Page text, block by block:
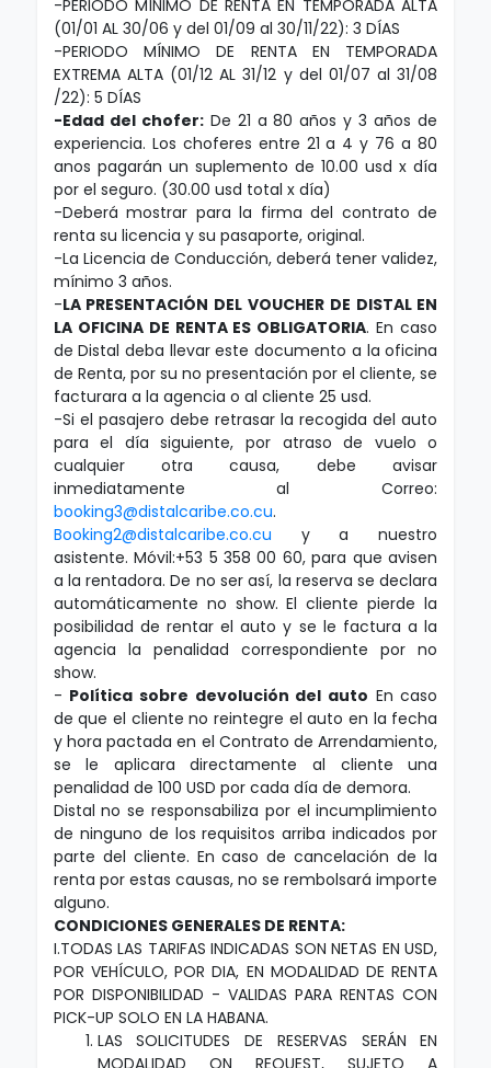
-PERIODO MÍNIMO DE RENTA EN TEMPORADA ALTA
(01/01 AL 30/06 y del 01/09 al 30/11/22): 3 DÍAS
-PERIODO MÍNIMO DE RENTA EN TEMPORADA
EXTREMA ALTA (01/12 AL 31/12 y del 01/07 al 31/08
/22): 5 DÍAS
-Edad del chofer:De 21 a 80 años y 3 años de
experiencia. Los choferes entre 21 a 4 y 76 a 80
anos pagarán un suplemento de 10.00 usd x día
por el seguro. (30.00 usd total x día)
-Deberá mostrar para la firma del contrato de
renta su licencia y su pasaporte, original.
-La Licencia de Conducción, deberá tener validez,
mínimo 3 años.
-LA PRESENTACIÓN DEL VOUCHER DE DISTAL EN
LA OFICINA DE RENTA ES OBLIGATORIA. En caso
de Distal deba llevar este documento a la oficina
de Renta, por su no presentación por el cliente, se
facturara a la agencia o al cliente 25 usd.
-Si el pasajero debe retrasar la recogida del auto
para el día siguiente, por atraso de vuelo o
cualquier otra causa, debe avisar
inmediatamente al Correo:
booking3@distalcaribe.co.cu.
Booking2@distalcaribe.co.cu y a nuestro
asistente. Móvil:+53 5 358 00 60, para que avisen
a la rentadora. De no ser así, la reserva se declara
automáticamente no show. El cliente pierde la
posibilidad de rentar el auto y se le factura a la
agencia la penalidad correspondiente por no
show.
- Política sobre devolución del auto En caso
de que el cliente no reintegre el auto en la fecha
y hora pactada en el Contrato de Arrendamiento,
se le aplicara directamente al cliente una
penalidad de 100 USD por cada día de demora.
Distal no se responsabiliza por el incumplimiento
de ninguno de los requisitos arriba indicados por
parte del cliente. En caso de cancelación de la
renta por estas causas, no se rembolsará importe
alguno.
CONDICIONES GENERALES DE RENTA:
I.TODAS LAS TARIFAS INDICADAS SON NETAS EN USD,
POR VEHÍCULO, POR DIA, EN MODALIDAD DE RENTA
POR DISPONIBILIDAD - VALIDAS PARA RENTAS CON
PICK-UP SOLO EN LA HABANA.
LAS SOLICITUDES DE RESERVAS SERÁN EN